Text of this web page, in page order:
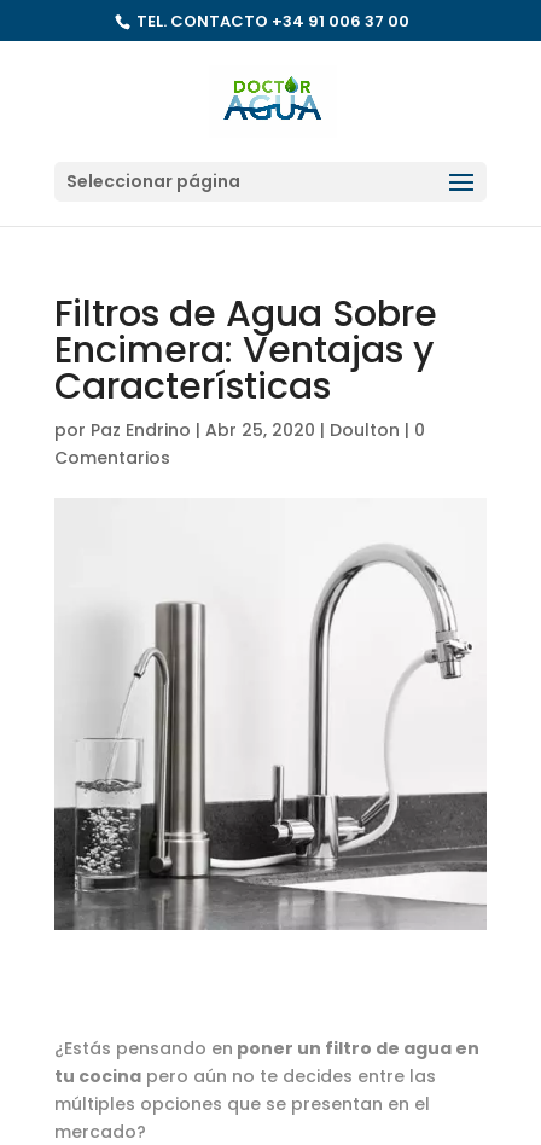
TEL. CONTACTO +34 91 006 37 00
Seleccionar página
Filtros de Agua Sobre
Encimera: Ventajas y
Características
por Paz Endrino | Abr 25, 2020 | Doulton | 0
Comentarios
¿Estás pensando en poner un filtro de agua en
tu cocinapero aún no te decides entre las
múltiples opciones que se presentan en el
mercado?